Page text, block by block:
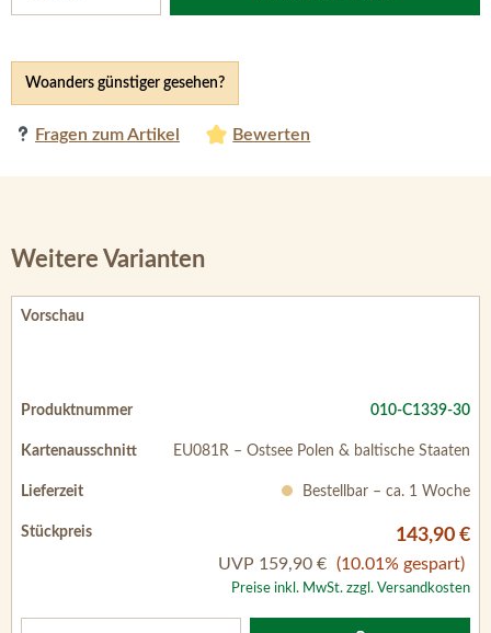
Woanders günstiger gesehen?
Fragen zum Artikel Bewerten
Weitere Varianten
010-C1339-30
EU081R – Ostsee Polen & baltische Staaten
Bestellbar – ca. 1 Woche
143,90 €
UVP 159,90 € (10.01% gespart)
Preise inkl. MwSt. zzgl. Versandkosten